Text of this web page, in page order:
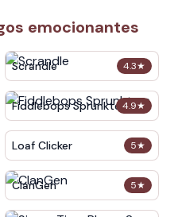
emocionantes
4.3★
Scrandle
4.9★
Fiddlebops Sprunkters
5★
Loaf Clicker
5★
ClanGen